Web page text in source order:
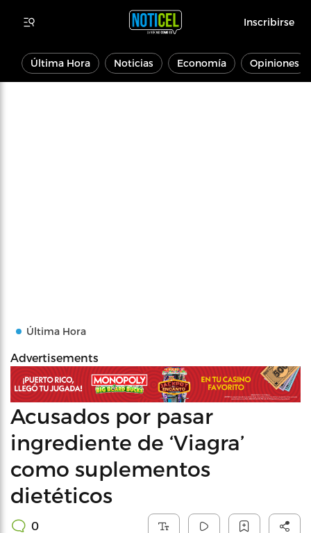
Inscribirse
Última Hora Noticias Economía Opiniones
Última Hora
Advertisements
Acusados por pasar
ingrediente de ‘Viagra’
como suplementos
dietéticos
0